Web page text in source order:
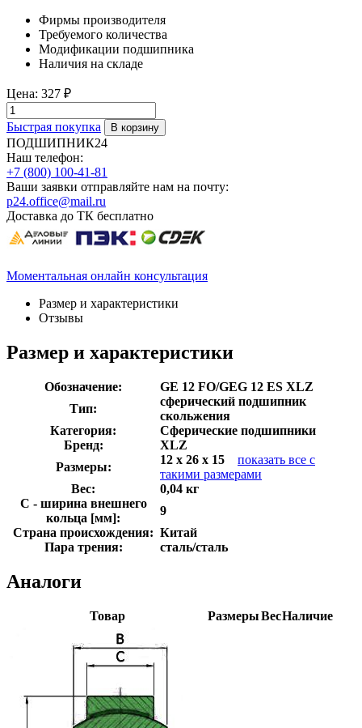
Фирмы производителя
Требуемого количества
Модификации подшипника
Наличия на складе
Цена: 327 ₽
Быстрая покупка
ПОДШИПНИК24
Наш телефон:
+7 (800) 100-41-81
Ваши заявки отправляйте нам на почту:
p24.office@mail.ru
Доставка до ТК бесплатно
Моментальная онлайн консультация
Размер и характеристики
Отзывы
Размер и характеристики
Обозначение:
GE 12 FO/GEG 12 ES XLZ
Тип:
сферический подшипник
скольжения
Категория:
Сферические подшипники
Бренд:
XLZ
Размеры:
12 x 26 x 15
показать все с
такими размерами
Вес:
0,04 кг
C - ширина внешнего
кольца [мм]:
9
Страна происхождения: Китай
Пара трения:
сталь/сталь
Аналоги
Товар РазмерыВесНаличие